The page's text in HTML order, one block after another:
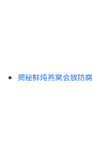
揭秘鲜炖燕窝会放防